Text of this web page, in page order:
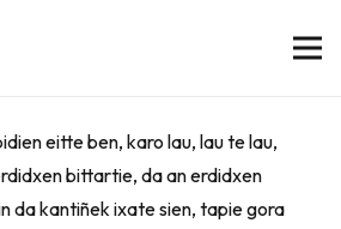
eitte ben, karo lau, lau te lau,
bittartie, da an erdidxen
da kantiñek ixate sien, tapie gora